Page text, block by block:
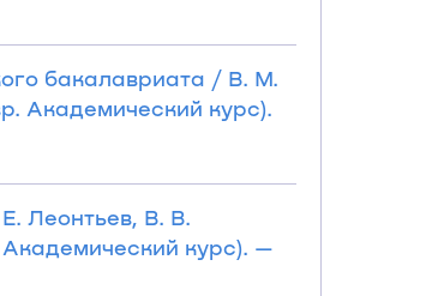
бакалавриата / В. М.
Академический курс).
Леонтьев, В. В.
курс). —